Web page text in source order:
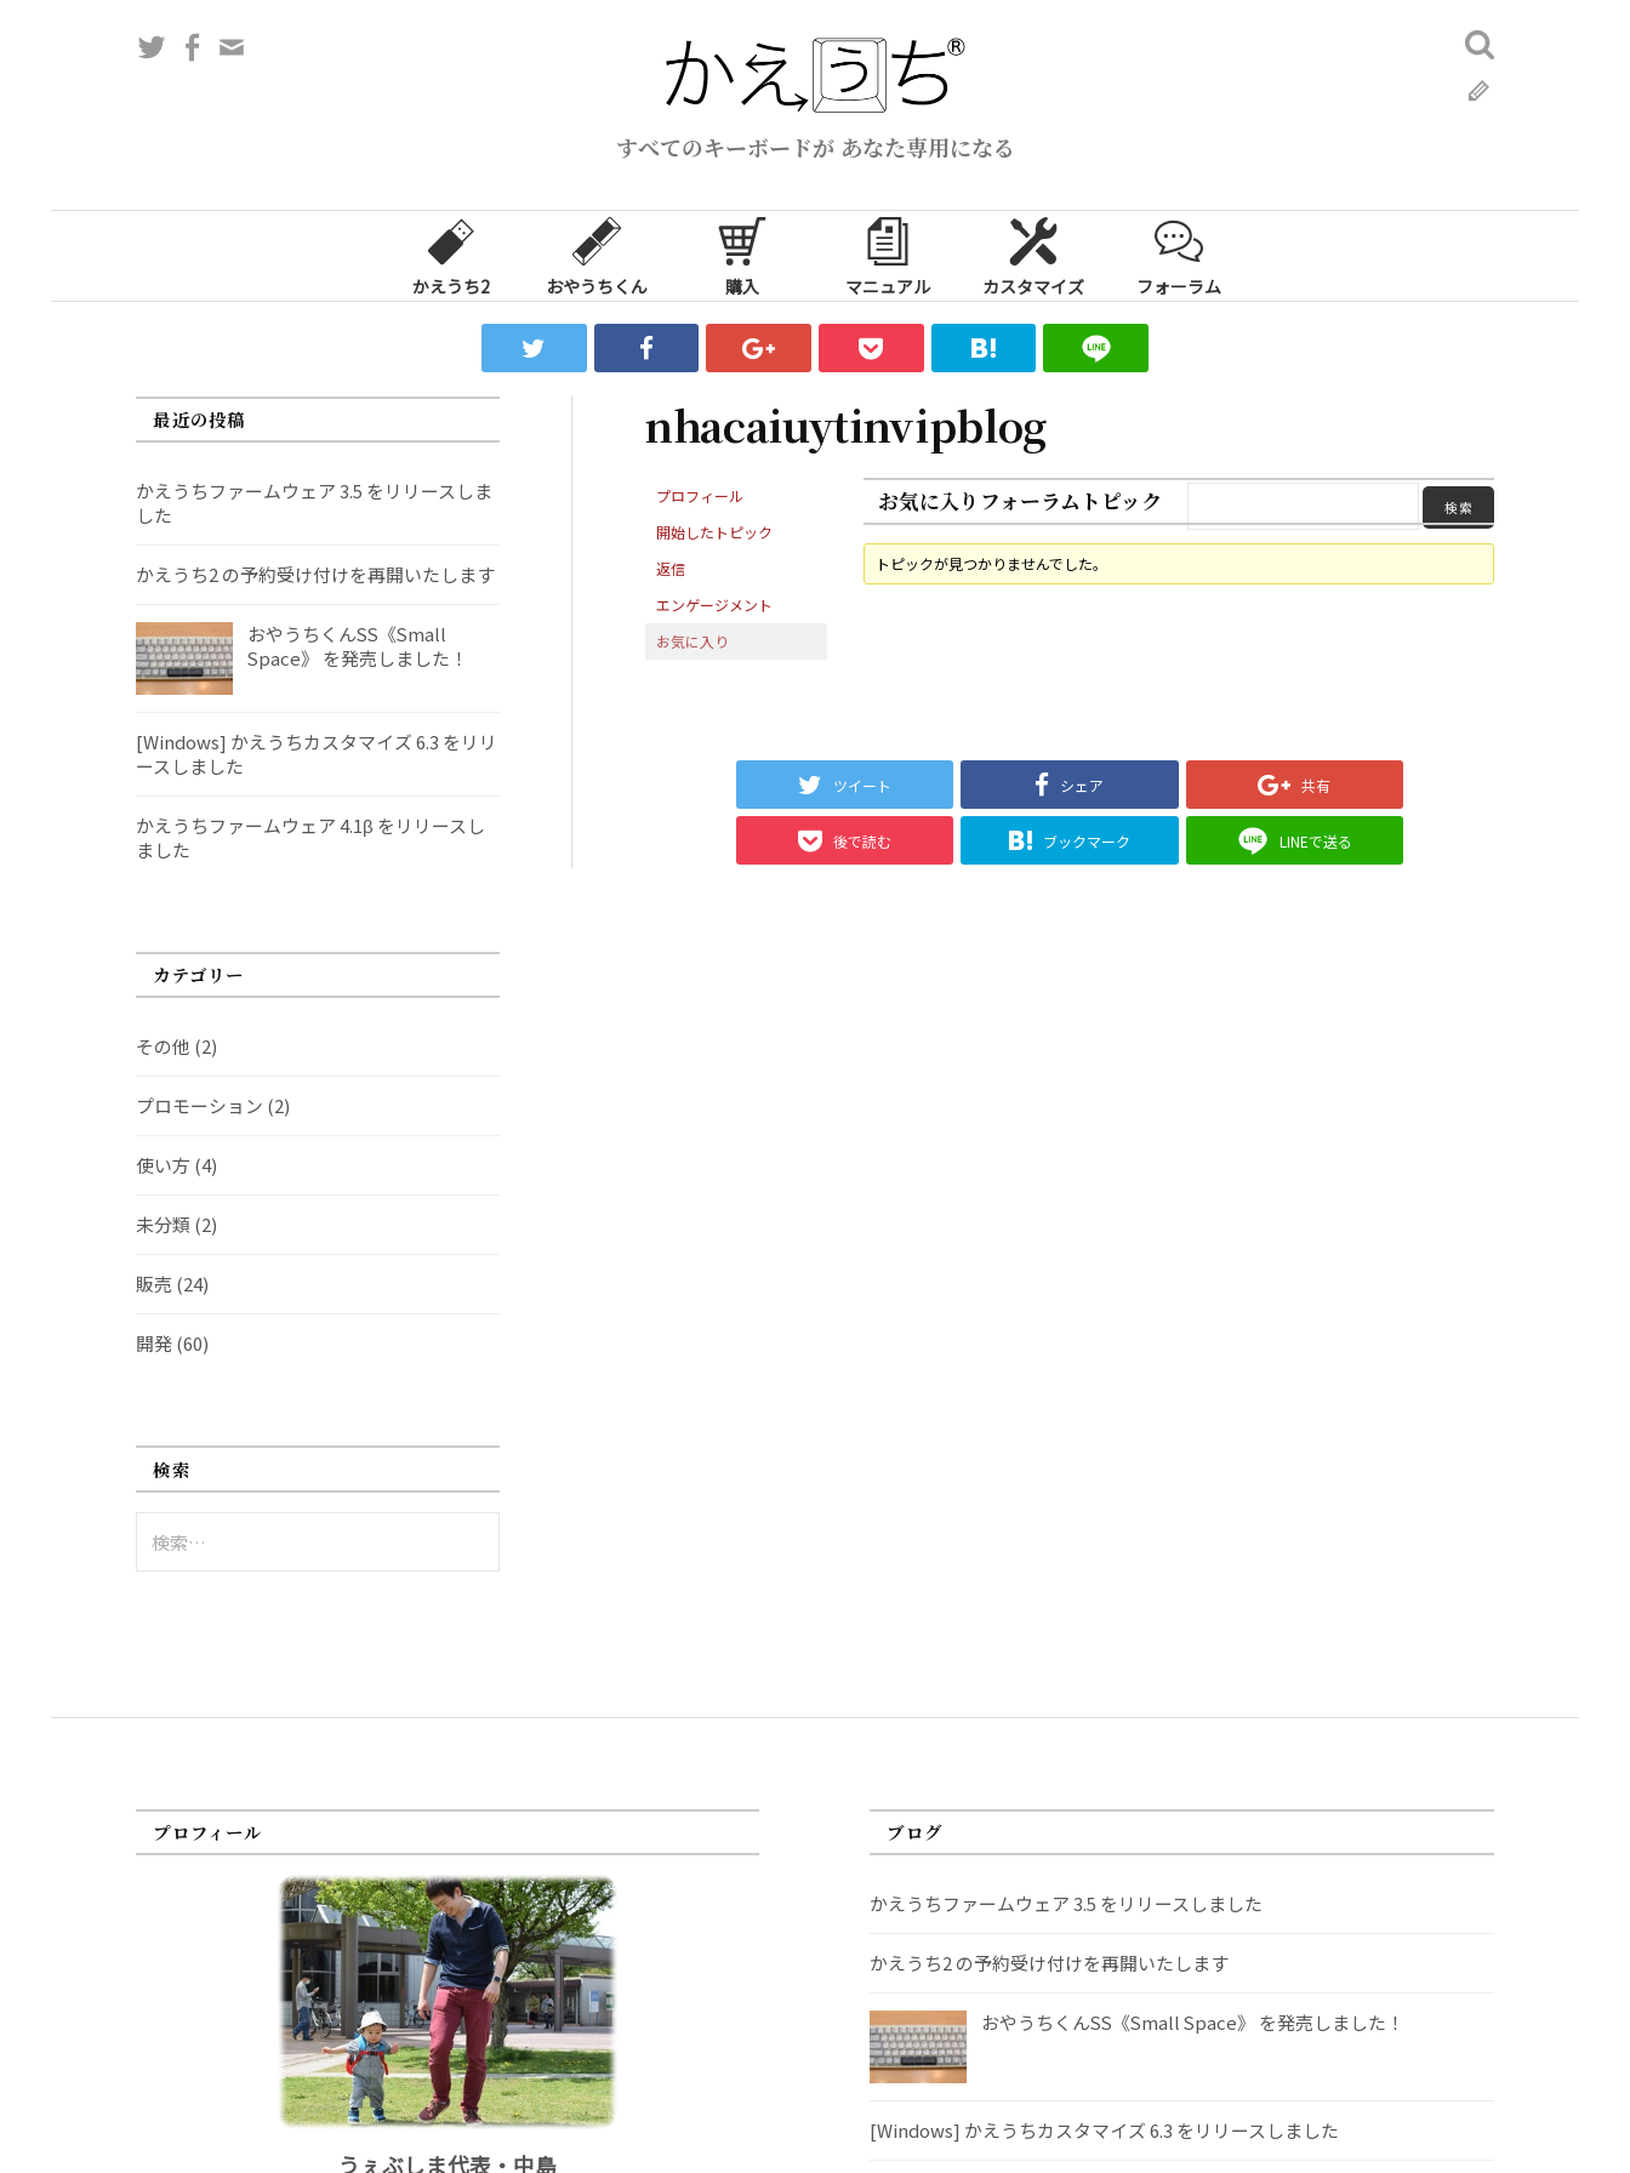
ス
すべてのキーボードが あなた専用になる
TwitterFacebook
検
索:
かえうち2 おやうちくん 購入 マニュアル カスタマイズ フォーラム
nhacaiuytinvipblog
プロフィール
開始したトピック
返信
エンゲージメント
お気に入り
お気に入りフォーラムトピック
トピックが見つかりませんでした。
ツイート シェア 共有
後で読む ブックマーク LINEで送る
最近の投稿
かえうちファームウェア 3.5 をリリースしま
した
かえうち2 の予約受け付けを再開いたします
おやうちくんSS《Small
Space》 を発売しました！
[Windows] かえうちカスタマイズ 6.3 をリリ
ースしました
かえうちファームウェア 4.1β をリリースし
ました
カテゴリー
その他 (2)
プロモーション (2)
使い方 (4)
未分類 (2)
販売 (24)
開発(60)
検索
索:
プロフィール
うぇぶしま代表・中島
ブログ
かえうちファームウェア 3.5 をリリースしました
かえうち2 の予約受け付けを再開いたします
おやうちくんSS《Small Space》 を発売しました！
[Windows] かえうちカスタマイズ 6.3 をリリースしました